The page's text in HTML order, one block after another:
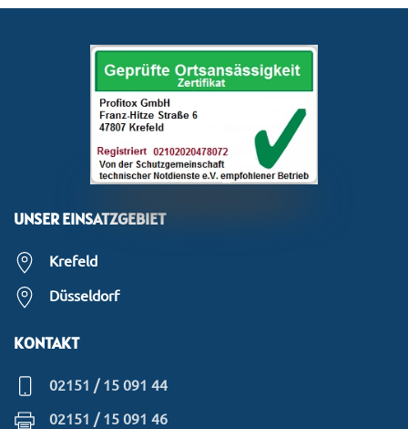
UNSER EINSATZGEBIET
Krefeld
Düsseldorf
KONTAKT
02151 / 15 091 44
02151 / 15 091 46